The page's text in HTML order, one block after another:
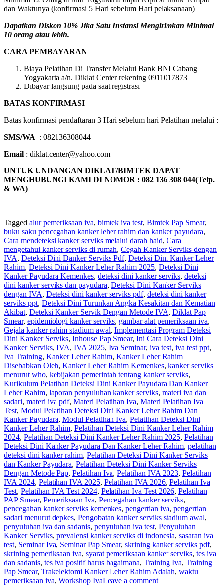
dan Waktunya (konfirmasi 5 Hari sebelum Hari pelaksanaan)
Dapatkan Diskon 10% Jika Satu Instansi Mengirimkan Minimal
10 orang atau lebih.
CARA PEMBAYARAN
Biaya Pelatihan Di Transfer Melalui Bank BNI Cabang
Yogyakarta a/n. Diklat Center rekening 0911017873
Dibayar langsung pada saat registrasi
BATAS KONFIRMASI
Batas konfirmasi pendaftaran 3 Hari sebelum hari Pelatihan melalui :
SMS/WA : 082136308044
Email : diklat.center@yahoo.com
UNTUK UNDANGAN DIKLAT/BIMTEK DAPAT
MENGHUBUNGI KAMI DI NOMOR : 082 136 308 044(Telp.
& WA)
Tagged alur pemeriksaan iva, bimtek iva test, Bimtek Pap Smear,
buku saku pencegahan kanker leher rahim dan kanker payudara,
Cara mendeteksi kanker serviks melalui darah haid, Cara
mengetahui kanker serviks di rumah, Cegah Kanker Serviks dengan
IVA, Deteksi Dini Danker Serviks Pdf, Deteksi Dini Kanker Leher
Rahim, Deteksi Dini Kanker Leher Rahim 2025, Deteksi Dini
Kanker Payudara Kemenkes, deteksi dini kanker serviks, deteksi
dini kanker serviks dan payudara, Deteksi Dini Kanker Serviks
dengan IVA, Deteksi dini kanker serviks pdf, deteksi dini kanker
serviks ppt, Deteksi Dini Turunkan Angka Kesakitan dan Kematian
Akibat, Deteksi Kanker Servik Dengan Metode IVA, Diklat Pap
Smear, epidemiologi kanker serviks, gambar alat pemeriksaan iva,
Gejala kanker rahim stadium awal, Implementasi Program Deteksi
Dini Kanker Serviks, Inhouse Pap Smear, Ini Cara Deteksi Dini
Kanker Serviks, IVA, IVA 2025, Iva Seminar, iva test, iva test ppt,
Iva Training, Kanker Leher Rahim, Kanker Leher Rahim
Disebabkan Oleh, Kanker Leher Rahim Kemenkes, kanker serviks
menurut who, kebijakan pemerintah tentang kanker serviks,
Kurikulum Pelatihan Deteksi Dini Kanker Payudara Dan Kanker
Leher Rahim, laporan penyuluhan kanker serviks, materi iva dan
sadari, materi iva pdf, Materi Pelatihan Iva, Materi Pelatihan Iva
Test, Modul Pelatihan Deteksi Dini Kanker Leher Rahim Dan
Kanker Payudara, Modul Pelatihan Iva, Pelatihan Deteksi Dini
Kanker Leher Rahim, Pelatihan Deteksi Dini Kanker Leher Rahim
2024, Pelatihan Deteksi Dini Kanker Leher Rahim 2025, Pelatihan
Deteksi Dini Kanker Payudara Dan Kanker Leher Rahim, pelatihan
deteksi dini kanker rahim, Pelatihan Deteksi Dini Kanker Serviks
dan Kanker Payudara, Pelatihan Deteksi Dini Kanker Serviks
Dengan Metode Pap, Pelatihan Iva, Pelatihan IVA 2023, Pelatihan
IVA 2024, Pelatihan IVA 2025, Pelatihan IVA 2026, Pelatihan Iva
Test, Pelatihan IVA Test 2024, Pelatihan Iva Test 2026, Pelatihan
PAP Smear, Pemeriksaan Iva, Pencegahan kanker serviks,
pencegahan kanker serviks kemenkes, pengertian iva, pengertian
sadari menurut depkes, Pengobatan kanker serviks stadium awal,
penyuluhan iva dan sadanis, penyuluhan iva test, Penyuluhan
Kanker Serviks, prevalensi kanker serviks di indonesia, sasaran iva
test, Seminar Iva, Seminar Pap Smear, skrining kanker serviks pdf,
skrining pemeriksaan iva, syarat pemeriksaan kanker serviks, tes iva
dan sadanis, tes iva positif harus bagaimana, Training Iva, Training
Pap Smear, Trakelektomi Kanker Leher Rahim Adalah, waktu
pemeriksaan iva, Workshop IvaLeave a comment